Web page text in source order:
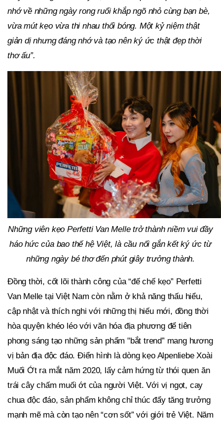
nhớ về những ngày rong ruổi khắp ngõ nhỏ cùng bạn bè,
vừa mút kẹo vừa thi nhau thổi bóng. Một kỷ niệm thật
giản dị nhưng đáng nhớ và tạo nên ký ức thật đẹp thời
thơ ấu”.
Những viên kẹo Perfetti Van Melle trở thành niềm vui đầy
háo hức của bao thế hệ Việt, là cầu nối gắn kết ký ức từ
những ngày bé thơ đến phút giây trưởng thành.
Đồng thời, cốt lõi thành công của “đế chế kẹo” Perfetti
Van Melle tại Việt Nam còn nằm ở khả năng thấu hiểu,
cập nhật và thích nghi với những thị hiếu mới, đồng thời
hòa quyện khéo léo với văn hóa địa phương để tiên
phong sáng tạo những sản phẩm "bắt trend” mang hương
vị bản địa độc đáo. Điển hình là dòng kẹo Alpenliebe Xoài
Muối Ớt ra mắt năm 2020, lấy cảm hứng từ thói quen ăn
trái cây chấm muối ớt của người Việt. Với vị ngọt, cay
chua độc đáo, sản phẩm không chỉ thúc đẩy tăng trưởng
mạnh mẽ mà còn tạo nên “cơn sốt” với giới trẻ Việt. Năm